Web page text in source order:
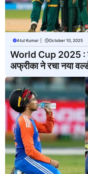
Atul Kumar October 10, 2025
World Cup 2025 :
अफ्रीका ने रचा नया